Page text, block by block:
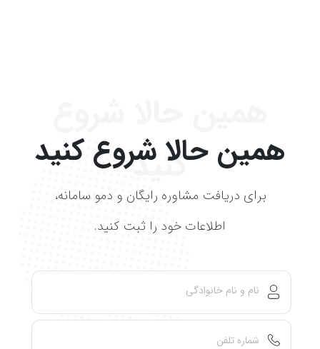
کنید
همین حالا شروع کنید
برای دریافت مشاوره رایگان و دمو سامانه،
اطلاعات خود را ثبت کنید.
نام و نام خانوادگی
شماره تلفن